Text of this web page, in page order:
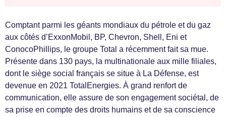
Comptant parmi les géants mondiaux du pétrole et du gaz
aux côtés d’ExxonMobil, BP, Chevron, Shell, Eni et
ConocoPhillips, le groupe Total a récemment fait sa mue.
Présente dans 130 pays, la multinationale aux mille filiales,
dont le siège social français se situe à La Défense, est
devenue en 2021 TotalEnergies. À grand renfort de
communication, elle assure de son engagement sociétal, de
sa prise en compte des droits humains et de sa conscience